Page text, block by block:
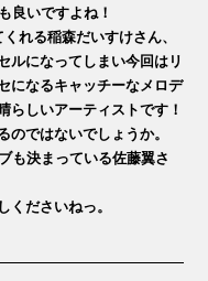
良いですよね！
れる稲森だいすけさん、
ルになってしまい今回はリ
になるキャッチーなメロデ
らしいアーティストです！
ではないでしょうか。
も決まっている佐藤翼さ
ださいねっ。